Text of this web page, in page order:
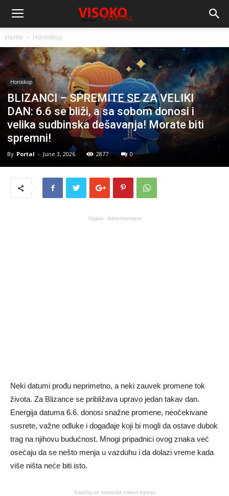
Home Horoskop
Horoskop
BLIZANCI – SPREMITE SE ZA VELIKI
DAN: 6.6 se bliži, a sa sobom donosi i
velika sudbinska dešavanja! Morate biti
spremni!
By Portal - June 3, 2026 2877 0
Oglasi - Advertisement
Neki datumi prođu neprimetno, a neki zauvek promene tok
života. Za Blizance se približava upravo jedan takav dan.
Energija datuma 6.6. donosi snažne promene, neočekivane
susrete, važne odluke i događaje koji bi mogli da ostave dubok
trag na njihovu budućnost. Mnogi pripadnici ovog znaka već
osećaju da se nešto menja u vazduhu i da dolazi vreme kada
više ništa neće biti isto.
Sadržaj se nastavlja nakon oglasa